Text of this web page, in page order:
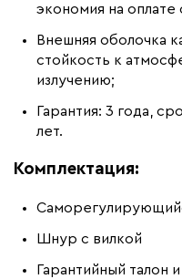
экономия на оплате
Внешняя оболочка
стойкость к
излучению;
Гарантия: 3 года,
лет.
Комплектация:
Шнур с вилкой
Гарантийный талон